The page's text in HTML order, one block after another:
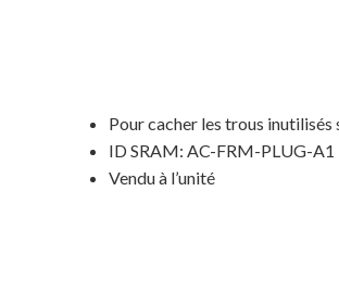
Pour cacher les trous
ID SRAM: AC-FRM-PLUG-A1
Vendu à l’unité